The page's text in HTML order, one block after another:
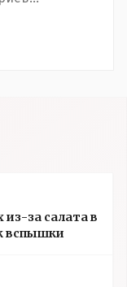
за салата в
вспышки